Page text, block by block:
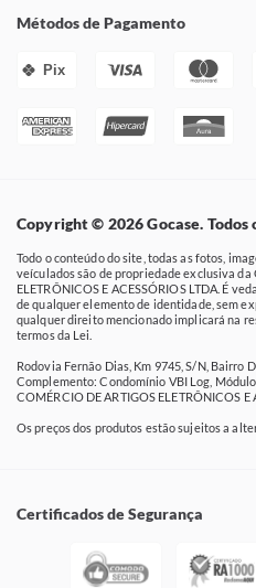
Métodos de Pagamento
Pix
Copyright © 2026 Gocase.
Todo o conteúdo do site, todas as fotos,
veículados são de propriedade exclusiva da
ELETRÔNICOS E ACESSÓRIOS LTDA. É
de qualquer elemento de identidade, sem
qualquer direito mencionado implicará na
termos da Lei.
Rodovia Fernão Dias, Km 9745, S/N, Bairro
Complemento: Condomínio VBI Log,
COMÉRCIO DE ARTIGOS ELETRÔNICOS
Os preços dos produtos estão sujeitos a
Certificados de Segurança